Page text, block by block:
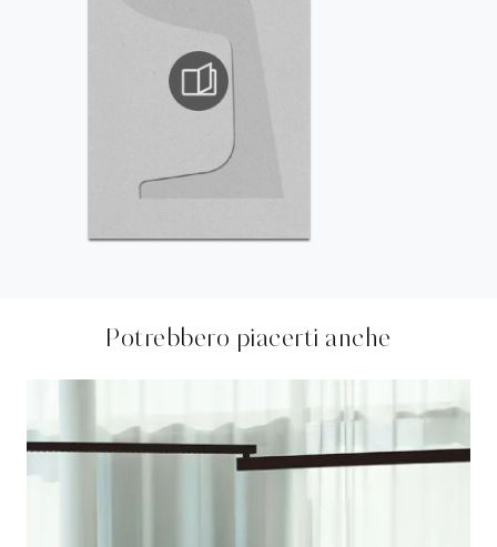
Potrebbero piacerti anche